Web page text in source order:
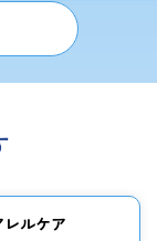
レルケア